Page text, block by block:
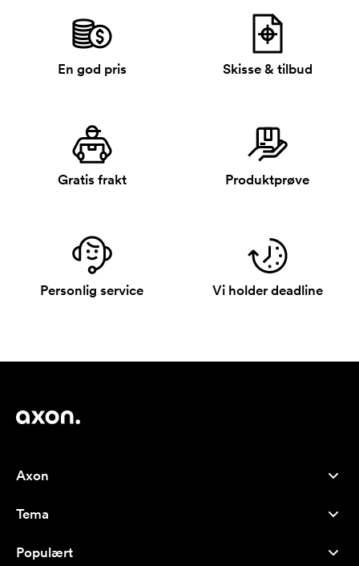
En god pris Skisse & tilbud
Gratis frakt Produktprøve
Personlig service Vi holder deadline
Axon
Om oss
Careers
Tema
Bestselgere
Populært